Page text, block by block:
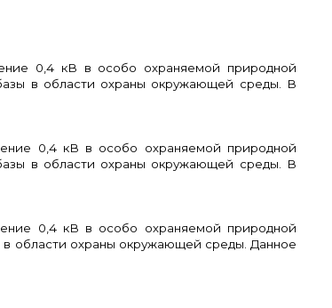
0,4 кВ в особо охраняемой природной
в области охраны окружающей среды. В
0,4 кВ в особо охраняемой природной
в области охраны окружающей среды. В
0,4 кВ в особо охраняемой природной
в области охраны окружающей среды. Данное